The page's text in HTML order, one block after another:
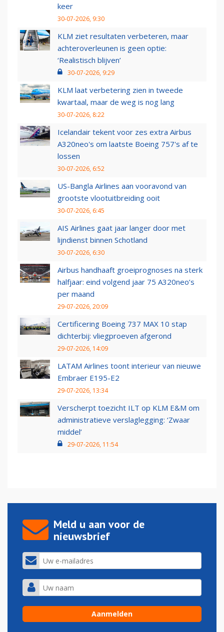
keer
30-07-2026, 9:30
KLM ziet resultaten verbeteren, maar
achteroverleunen is geen optie:
‘Realistisch blijven’
30-07-2026, 9:29
KLM laat verbetering zien in tweede
kwartaal, maar de weg is nog lang
30-07-2026, 8:22
Icelandair tekent voor zes extra Airbus
A320neo's om laatste Boeing 757's af te
lossen
30-07-2026, 6:52
US-Bangla Airlines aan vooravond van
grootste vlootuitbreiding ooit
30-07-2026, 6:45
AIS Airlines gaat jaar langer door met
lijndienst binnen Schotland
30-07-2026, 6:30
Airbus handhaaft groeiprognoses na sterk
halfjaar: eind volgend jaar 75 A320neo’s
per maand
29-07-2026, 20:09
Certificering Boeing 737 MAX 10 stap
dichterbij: vliegproeven afgerond
29-07-2026, 14:09
LATAM Airlines toont interieur van nieuwe
Embraer E195-E2
29-07-2026, 13:34
Verscherpt toezicht ILT op KLM E&M om
administratieve verslaglegging: ‘Zwaar
middel’
29-07-2026, 11:54
Meld u aan voor de
nieuwsbrief